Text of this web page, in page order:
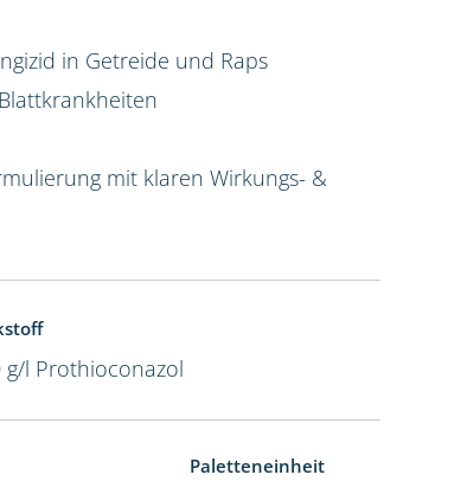
in Getreide und Raps
mit klaren Wirkungs- &
g/l Prothioconazol
Paletteneinheit